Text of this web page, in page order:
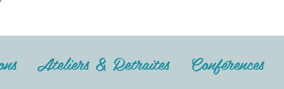
Ateliers & Retraites Conférences